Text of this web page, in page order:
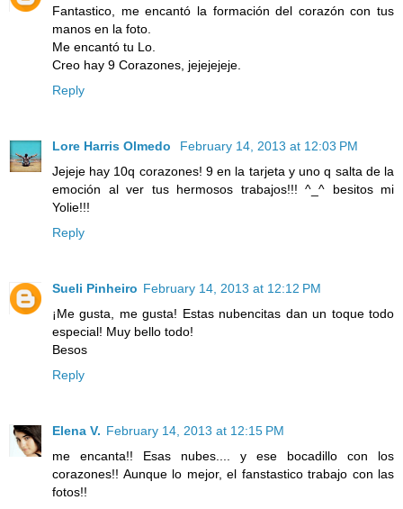
Fantastico, me encantó la formación del corazón con tus
manos en la foto.
Me encantó tu Lo.
Creo hay 9 Corazones, jejejejeje.
Reply
Lore Harris Olmedo
February 14, 2013 at 12:03 PM
Jejeje hay 10q corazones! 9 en la tarjeta y uno q salta de la
emoción al ver tus hermosos trabajos!!! ^_^ besitos mi
Yolie!!!
Reply
Sueli Pinheiro February 14, 2013 at 12:12 PM
¡Me gusta, me gusta! Estas nubencitas dan un toque todo
especial! Muy bello todo!
Besos
Reply
Elena V. February 14, 2013 at 12:15 PM
me encanta!! Esas nubes.... y ese bocadillo con los
corazones!! Aunque lo mejor, el fanstastico trabajo con las
fotos!!